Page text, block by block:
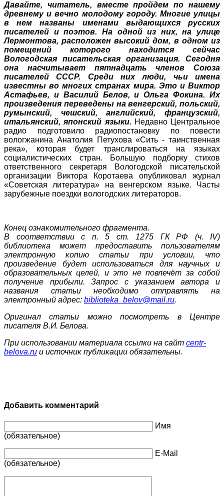
Давайте, читатель, вместе пройдем по нашему
древнему и вечно молодому городу. Многие улицы
в нем названы именами выдающихся русских
писателей и поэтов. На одной из них, на улице
Лермонтова, расположен высокий дом, в одном из
помещений которого находится сейчас
Вологодская писательская организация. Сегодня
она насчитывает пятнадцать членов Союза
писателей СССР. Среди них люди, чьи имена
известны во многих странах мира. Это и Виктор
Астафьев, и Василий Белов, и Ольга Фокина. Их
произведения переведены на венгерский, польский,
румынский, чешский, английский, французский,
итальянский, японский языки. Недавно Центральное
радио подготовило радиопостановку по повести
вологжанина Анатолия Петухова «Сить - таинственная
река», которая будет транслироваться на языках
социалистических стран. Большую подборку стихов
ответственного секретаря Вологодской писательской
организации Виктора Коротаева опубликовал журнал
«Советская литература» на венгерском языке. Часты
зарубежные поездки вологодских литераторов.
Конец ознакомительного фрагмента.
В соответствии с п. 5 ст. 1275 ГК РФ (ч. IV)
библиотека может предоставить пользователям
электронную копию статьи при условии, что
произведение будет использоваться для научных и
образовательных целей, и это не повлечёт за собой
получение прибыли. Запрос с указанием автора и
названия статьи необходимо отправлять на
электронный адрес: biblioteka_belov@mail.ru.
Оригинал статьи можно посмотреть в Центре
писателя В.И. Белова.
При использовании материала ссылки на сайт centr-
belova.ru и источник публикации обязательны.
Добавить комментарий
Имя
(обязательное)
E-Mail
(обязательное)